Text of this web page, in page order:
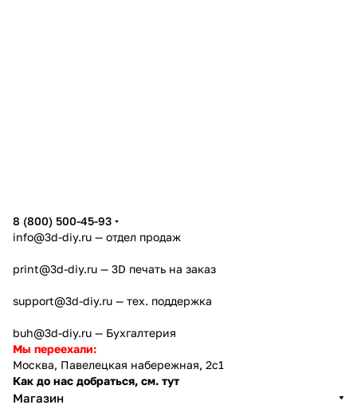
8 (800) 500-45-93
info@3d-diy.ru — отдел продаж
print@3d-diy.ru — 3D печать на заказ
support@3d-diy.ru — тех. поддержка
buh@3d-diy.ru — Бухгалтерия
Мы переехали:
Москва, Павелецкая набережная, 2с1
Как до нас добраться, см. тут
Магазин